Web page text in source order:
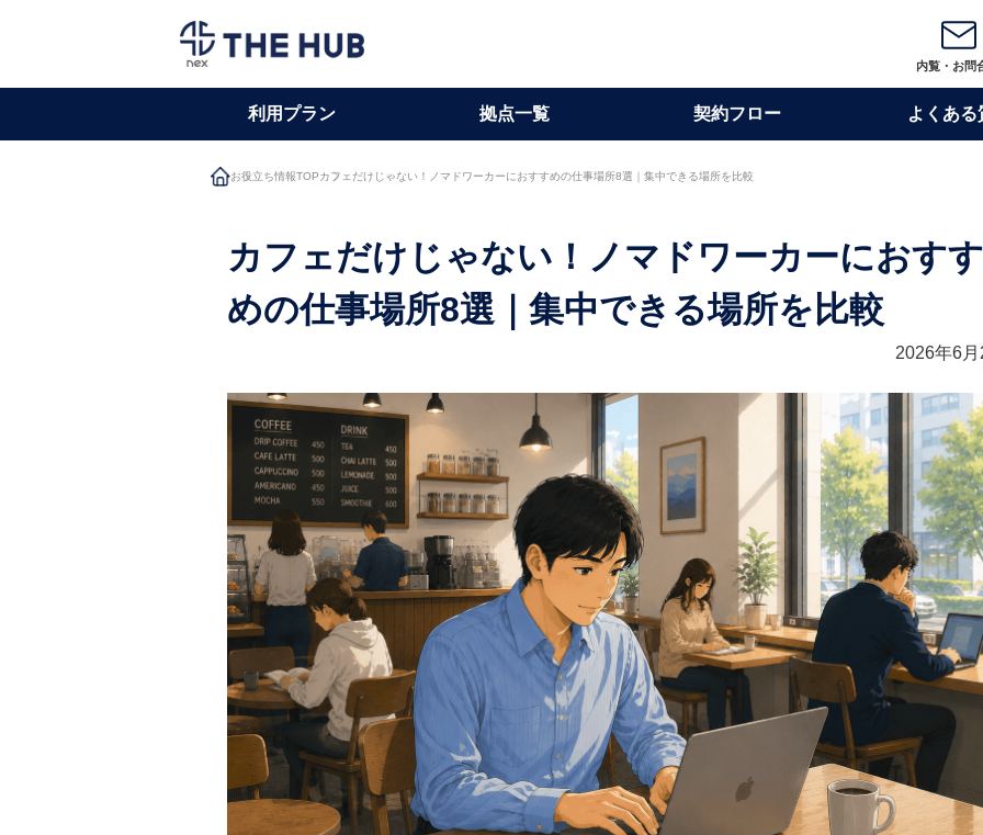
内覧・お問
利用プラン 拠点一覧 契約フロー よくある
お役立ち情報TOPカフェだけじゃない！ノマドワーカーにおすすめの仕事場所8選｜集中できる場所を比較
カフェだけじゃない！ノマドワーカーにおすす
めの仕事場所8選｜集中できる場所を比較
2026年6